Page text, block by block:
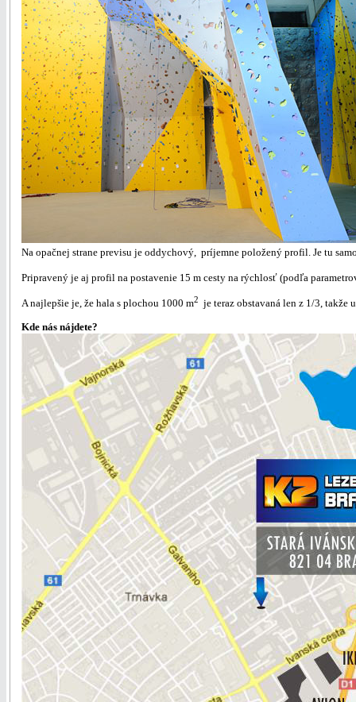
Na opačnej strane previsu je oddychový, príjemne položený profil. Je tu
Pripravený je aj profil na postavenie 15 m cesty na rýchlosť (podľa
A najlepšie je, že hala s plochou 1000 m2 je teraz obstavaná len z 1/3, takže
Kde nás nájdete?